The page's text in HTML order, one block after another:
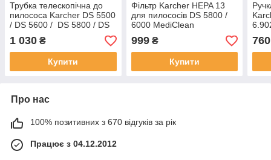
Трубка телескопічна до
пилососа Karcher DS 5500
/ DS 5600 / DS 5800 / DS
6 / DS 6000
1 030 ₴
Купити
Фільтр Karcher HEPA 13
для пилососів DS 5800 /
6000 MediClean
999₴
Купити
760
Про нас
100% позитивних з 670 відгуків за рік
Працює з 04.12.2012